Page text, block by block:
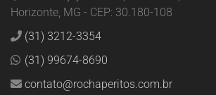
Horizonte, MG - CEP: 30.180-108
(31) 3212-3354
(31) 99674-8690
contato@rochaperitos.com.br